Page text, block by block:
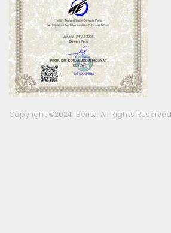
Copyright ©2024 iBerita. All Rights Reserved